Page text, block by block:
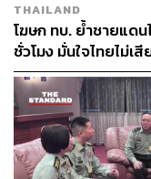
THAILAND
โฆษก ทบ. ย้ำชายแด
ชั่วโมง มั่นใจไทยไม่เ
รับรอง MOU43